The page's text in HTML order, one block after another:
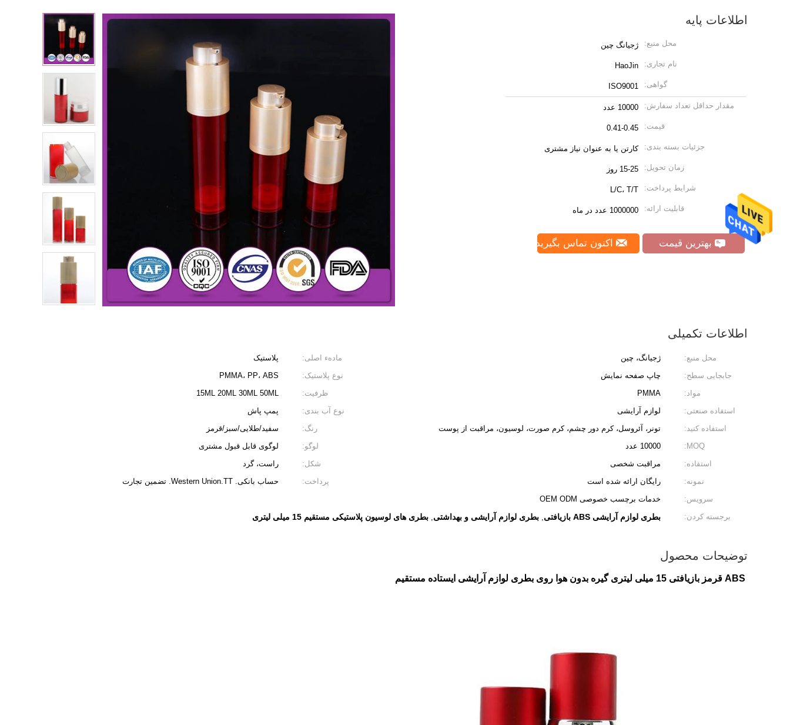
اطلاعات پایه
محل منبع: ژجیانگ چین
نام تجاری: HaoJin
گواهی: ISO9001
مقدار حداقل تعداد سفارش: 10000 عدد
قیمت: 0.41-0.45
جزئیات بسته بندی: کارتن یا به عنوان نیاز مشتری
زمان تحویل: 15-25 روز
شرایط پرداخت: L/C، T/T
قابلیت ارائه: 1000000 عدد در ماه
بهترین قیمت اکنون تماس بگیرید
اطلاعات تکمیلی
محل منبع: ژجیانگ، چین مادهء اصلی:
پلاستیک
جابجایی سطح:
چاپ صفحه نمایش نوع پلاستیک:
PMMA، PP، ABS
مواد:
PMMA ظرفیت:
15ML 20ML 30ML 50ML
استفاده صنعتی:
لوازم آرایشی نوع آب بندی:
پمپ پاش
استفاده کنید:
تونر، آئروسل، کرم دور چشم، کرم صورت، لوسیون، مراقبت از پوست رنگ:
سفید/طلایی/سبز/قرمز
MOQ:
10000 عدد لوگو:
لوگوی قابل قبول مشتری
استفاده:
مراقبت شخصی شکل:
راست، گرد
نمونه:
رایگان ارائه شده است پرداخت:
حساب بانکی. Western Union.TT. تضمین تجارت
سرویس:
خدمات برچسب خصوصی OEM ODM
برجسته کردن:
بطری لوازم آرایشی ABS بازیافتی , بطری لوازم آرایشی و بهداشتی, بطری های لوسیون پلاستیکی مستقیم 15 میلی لیتری
توضیحات محصول
ABS قرمز بازیافتی 15 میلی لیتری گیره بدون هوا روی بطری لوازم آرایشی ایستاده مستقیم